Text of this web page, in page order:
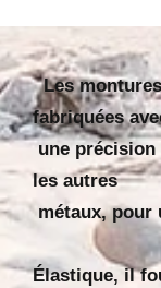
Les
fabriquées
une
les autres
métaux, pour
Élastique, il